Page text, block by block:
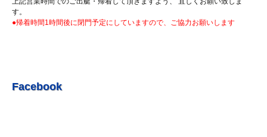
R5.7.3 釣果情報更新しました。
R5.5.20 釣果情報更新しました。
す。
●帰着時間1時間後に閉門予定にしていますので、ご協力お願いします
Facebook